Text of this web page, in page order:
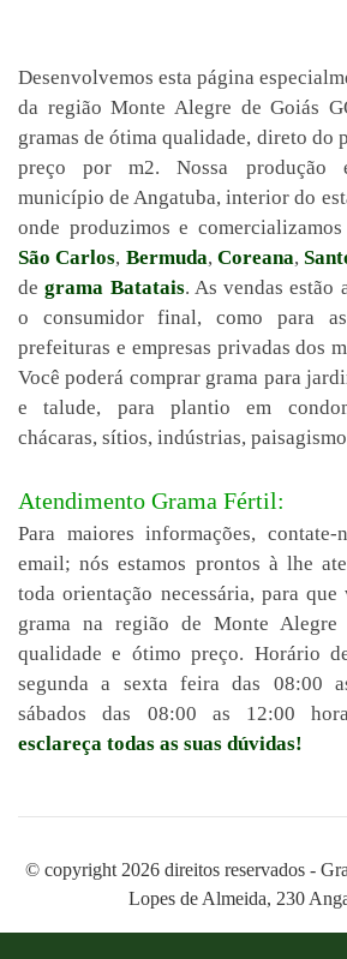
Desenvolvemos esta página
da região Monte Alegre de Goiás
gramas de ótima qualidade, direto do
preço por m2. Nossa produção
município de Angatuba, interior do
onde produzimos e
São Carlos, Bermuda, Coreana,
degrama Batatais. As vendas estão
o consumidor final, como para
prefeituras e empresas privadas dos
Você poderá comprar grama para
e talude, para plantio em
chácaras, sítios, indústrias,
Atendimento Grama Fértil:
Para maiores informações,
email; nós estamos prontos à lhe
toda orientação necessária, para
grama na região de Monte
qualidade e ótimo preço. Horário
segunda a sexta feira das 08:00
sábados das 08:00 as 12:00
esclareça todas as suas dúvidas!
© copyright 2026 direitos reservados -
Lopes de Almeida, 230